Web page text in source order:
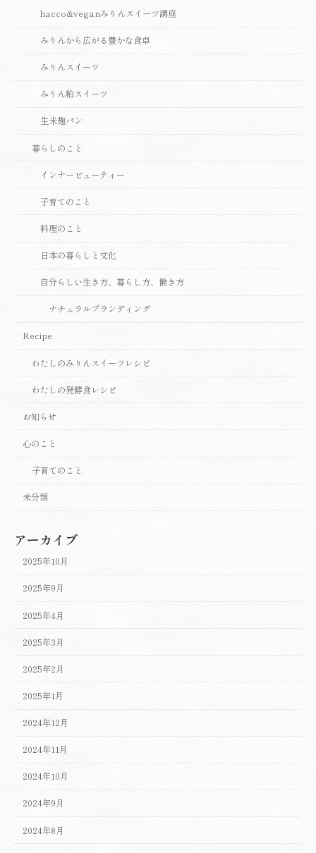
hacco&veganみりんスイーツ講座
みりんから広がる豊かな食卓
みりんスイーツ
みりん粕スイーツ
生米麹パン
暮らしのこと
インナービューティー
子育てのこと
料理のこと
日本の暮らしと文化
自分らしい生き方、暮らし方、働き方
ナチュラルブランディング
Recipe
わたしのみりんスイーツレシピ
わたしの発酵食レシピ
お知らせ
心のこと
子育てのこと
未分類
アーカイブ
2025年10月
2025年9月
2025年4月
2025年3月
2025年2月
2025年1月
2024年12月
2024年11月
2024年10月
2024年9月
2024年8月